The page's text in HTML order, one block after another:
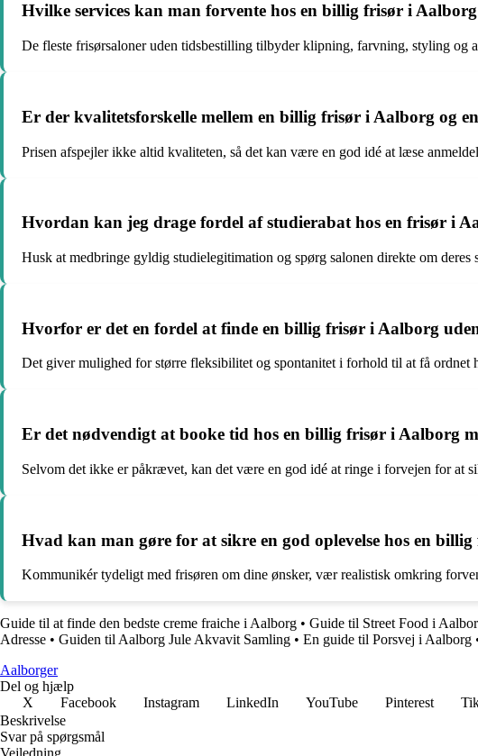
Hvilke services kan man forvente hos en billig frisør i
De fleste frisørsaloner uden tidsbestilling tilbyder klipning, farvning, styling og
Er der kvalitetsforskelle mellem en billig frisør i Aalborg og
Prisen afspejler ikke altid kvaliteten, så det kan være en god idé at læse
Hvordan kan jeg drage fordel af studierabat hos en frisør i
Husk at medbringe gyldig studielegitimation og spørg salonen direkte om deres
Hvorfor er det en fordel at finde en billig frisør i Aalborg
Det giver mulighed for større fleksibilitet og spontanitet i forhold til at få ordnet
Er det nødvendigt at booke tid hos en billig frisør i Aalborg
Selvom det ikke er påkrævet, kan det være en god idé at ringe i forvejen for at
Hvad kan man gøre for at sikre en god oplevelse hos en
Kommunikér tydeligt med frisøren om dine ønsker, vær realistisk omkring
Guide til at finde den bedste creme fraiche i Aalborg • Guide til Street Food i
Adresse • Guiden til Aalborg Jule Akvavit Samling • En guide til Porsvej i Aalborg
Aalborger
Del og hjælp
X
Facebook Instagram LinkedIn YouTube Pinterest
Beskrivelse
Svar på spørgsmål